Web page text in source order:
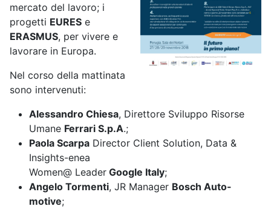
mercato del lavoro; i
progetti EURES e
ERASMUS, per vivere e
lavorare in Europa.
Nel corso della mattinata
sono intervenuti:
Alessandro Chiesa, Direttore Sviluppo Risorse
Umane Ferrari S.p.A.;
Paola Scarpa Director Client Solution, Data &
Insights-enea
Women@ Leader Google Italy;
Angelo Tormenti, JR Manager Bosch Auto-
motive;